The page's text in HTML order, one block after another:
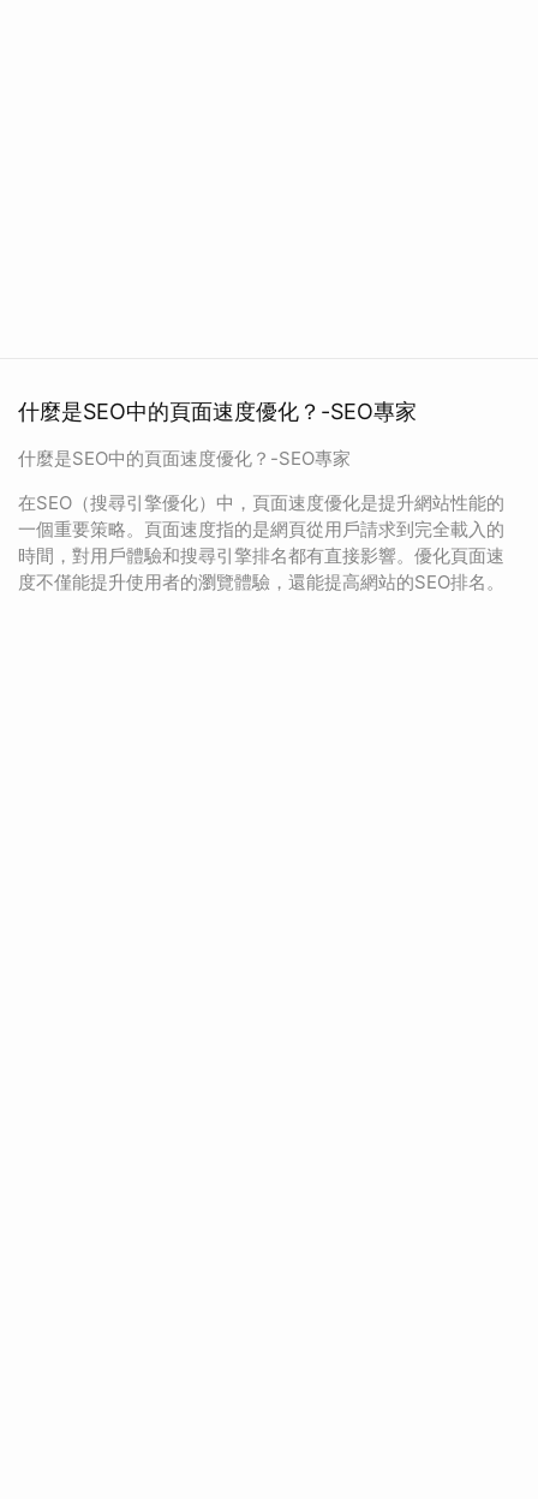
什麼是SEO中的頁面速度優化？-SEO專家
什麼是SEO中的頁面速度優化？-SEO專家
在SEO（搜尋引擎優化）中，頁面速度優化是提升網站性能的
一個重要策略。頁面速度指的是網頁從用戶請求到完全載入的
時間，對用戶體驗和搜尋引擎排名都有直接影響。優化頁面速
度不僅能提升使用者的瀏覽體驗，還能提高網站的SEO排名。